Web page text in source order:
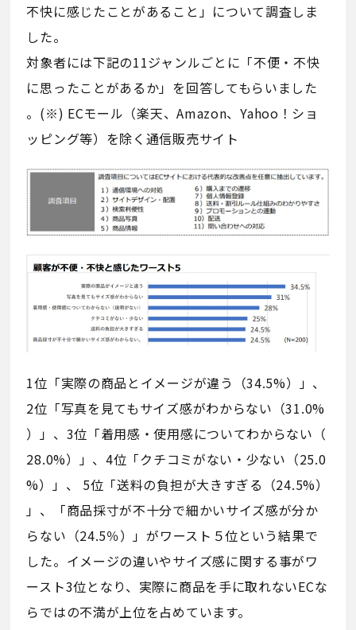
不快に感じたことがあること」について調査しま
した。
対象者には下記の11ジャンルごとに「不便・不快
に思ったことがあるか」を回答してもらいました
。(※) ECモール（楽天、Amazon、Yahoo！ショ
ッピング等）を除く通信販売サイト
1位「実際の商品とイメージが違う（34.5%）」、
2位「写真を見てもサイズ感がわからない（31.0%
）」、3位「着用感・使用感についてわからない（
28.0%）」、4位「クチコミがない・少ない（25.0
%）」、 5位「送料の負担が大きすぎる（24.5%）
」、「商品採寸が不十分で細かいサイズ感が分か
らない（24.5％）」がワースト５位という結果で
した。イメージの違いやサイズ感に関する事がワ
ースト3位となり、実際に商品を手に取れないECな
らではの不満が上位を占めています。